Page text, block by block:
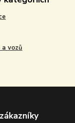
vozů